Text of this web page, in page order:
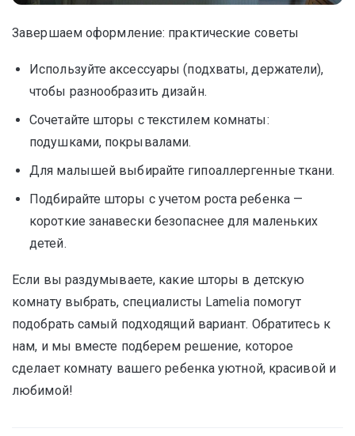
Завершаем оформление: практические советы
Используйте аксессуары (подхваты, держатели),
чтобы разнообразить дизайн.
Сочетайте шторы с текстилем комнаты:
подушками, покрывалами.
Для малышей выбирайте гипоаллергенные ткани.
Подбирайте шторы с учетом роста ребенка —
короткие занавески безопаснее для маленьких
детей.
Если вы раздумываете, какие шторы в детскую
комнату выбрать, специалисты Lamelia помогут
подобрать самый подходящий вариант. Обратитесь к
нам, и мы вместе подберем решение, которое
сделает комнату вашего ребенка уютной, красивой и
любимой!